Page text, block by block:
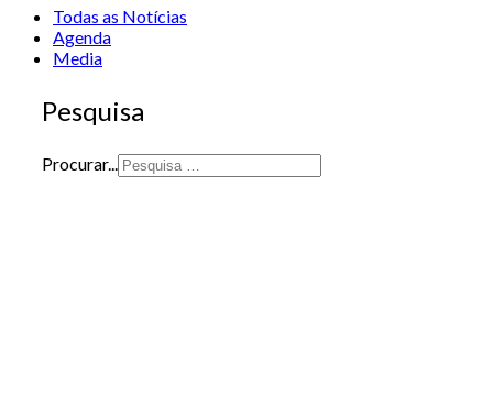
Todas as Notícias
Agenda
Media
Pesquisa
Procurar...